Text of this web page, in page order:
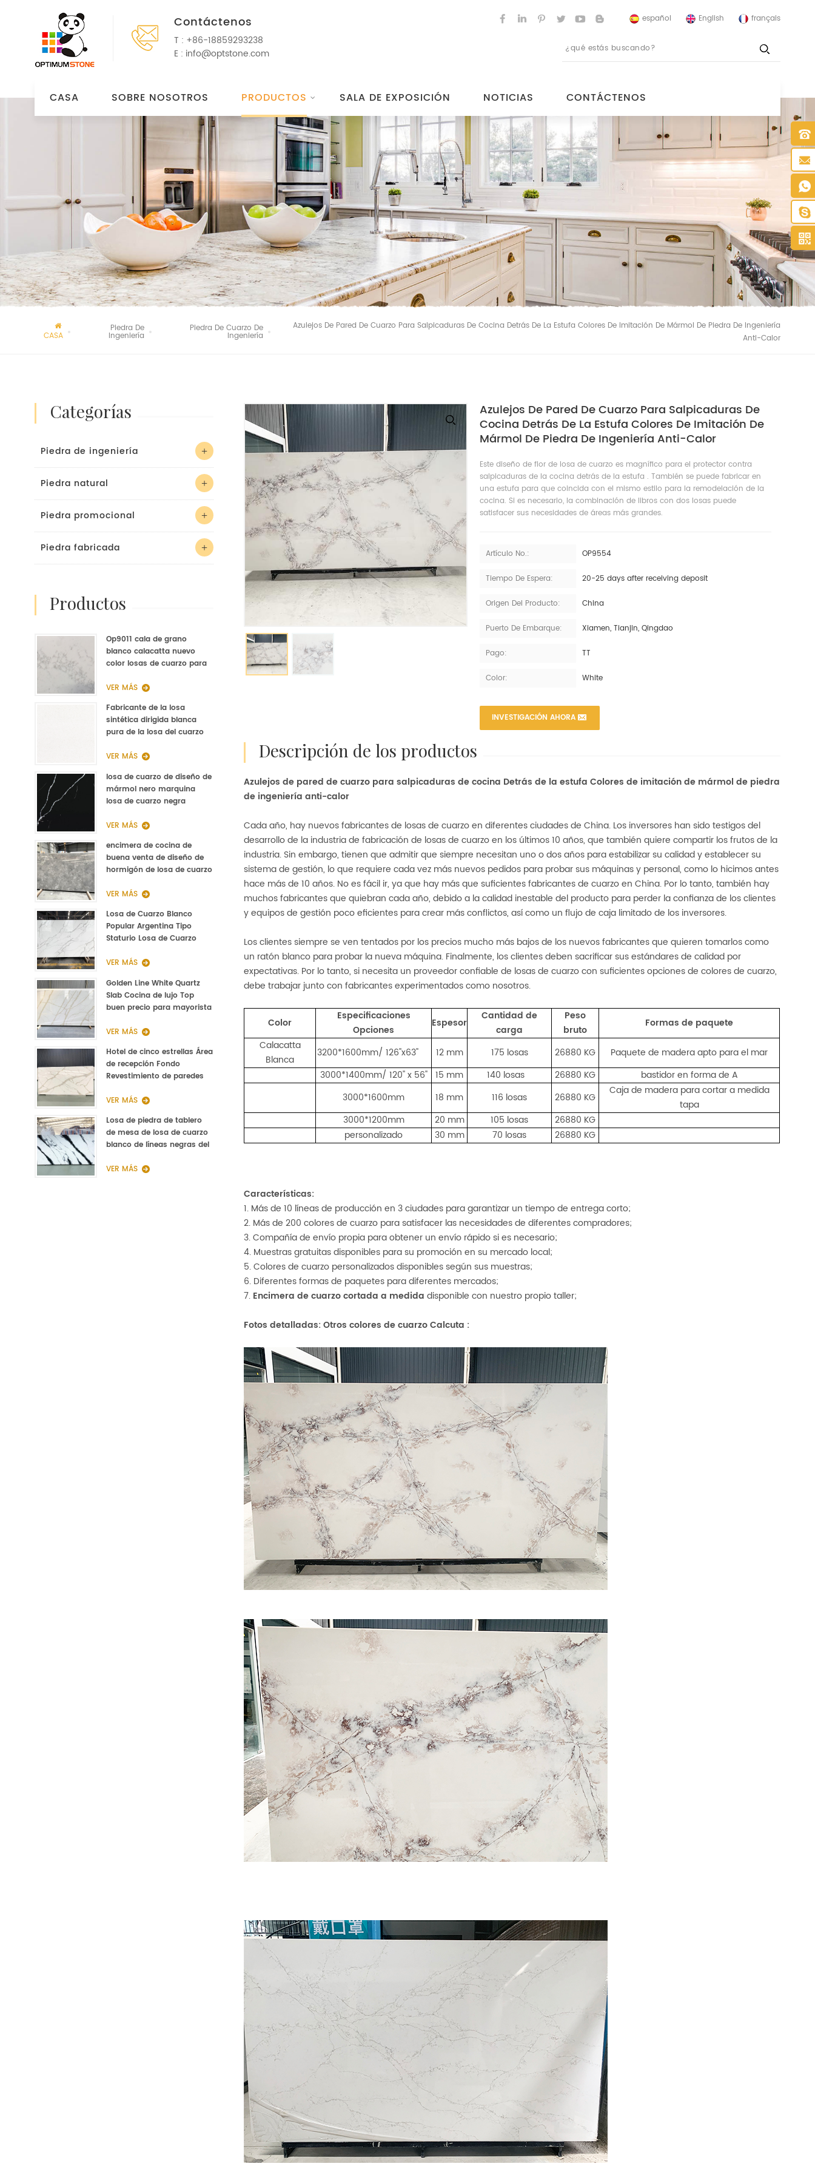
Contáctenos
T : +86-18859293238
E : info@optstone.com
español English français
CASA SOBRE NOSOTROS PRODUCTOS SALA DE EXPOSICIÓN NOTICIAS CONTÁCTENOS
CASA
Piedra De
Ingeniería
Piedra De Cuarzo De
Ingeniería
Azulejos De Pared De Cuarzo Para Salpicaduras De Cocina Detrás De La Estufa Colores De Imitación De Mármol De Piedra De Ingeniería
Anti-Calor
Azulejos De Pared De Cuarzo Para Salpicaduras De
Cocina Detrás De La Estufa Colores De Imitación De
Mármol De Piedra De Ingeniería Anti-Calor
Este diseño de flor de losa de cuarzo es magnífico para el protector contra
salpicaduras de la cocina detrás de la estufa . También se puede fabricar en
una estufa para que coincida con el mismo estilo para la remodelación de la
cocina. Si es necesario, la combinación de libros con dos losas puede
satisfacer sus necesidades de áreas más grandes.
Artículo No.: OP9554
Tiempo De Espera: 20-25 days after receiving deposit
Origen Del Producto: China
Puerto De Embarque: Xiamen, Tianjin, Qingdao
Pago: TT
Color: White
INVESTIGACIÓN AHORA
descripción de los productos
Azulejos de pared de cuarzo para salpicaduras de cocina Detrás de la estufa Colores de imitación de mármol de piedra
de ingeniería anti-calor
Cada año, hay nuevos fabricantes de losas de cuarzo en diferentes ciudades de China. Los inversores han sido testigos del
desarrollo de la industria de fabricación de losas de cuarzo en los últimos 10 años, que también quiere compartir los frutos de la
industria. Sin embargo, tienen que admitir que siempre necesitan uno o dos años para estabilizar su calidad y establecer su
sistema de gestión, lo que requiere cada vez más nuevos pedidos para probar sus máquinas y personal, como lo hicimos antes
hace más de 10 años. No es fácil ir, ya que hay más que suficientes fabricantes de cuarzo en China. Por lo tanto, también hay
muchos fabricantes que quiebran cada año, debido a la calidad inestable del producto para perder la confianza de los clientes
y equipos de gestión poco eficientes para crear más conflictos, así como un flujo de caja limitado de los inversores.
Los clientes siempre se ven tentados por los precios mucho más bajos de los nuevos fabricantes que quieren tomarlos como
un ratón blanco para probar la nueva máquina. Finalmente, los clientes deben sacrificar sus estándares de calidad por
expectativas. Por lo tanto, si necesita un proveedor confiable de losas de cuarzo con suficientes opciones de colores de cuarzo,
debe trabajar junto con fabricantes experimentados como nosotros.
Color
Especificaciones
Opciones
Espesor
Cantidad de
carga
Peso
bruto
Formas de paquete
Calacatta
Blanca
3200*1600mm/ 126''x63'' 12 mm 175 losas 26880 KG
Paquete de madera apto para el mar
3000*1400mm/ 120'' x 56'' 15 mm 140 losas 26880 KG
bastidor en forma de A
3000*1600mm
18 mm 116 losas 26880 KG
Caja de madera para cortar a medida
tapa
3000*1200mm
20 mm 105 losas
26880 KG
personalizado
30 mm 70 losas 26880 KG
Características:
1. Más de 10 líneas de producción en 3 ciudades para garantizar un tiempo de entrega corto;
2. Más de 200 colores de cuarzo para satisfacer las necesidades de diferentes compradores;
3. Compañía de envío propia para obtener un envío rápido si es necesario;
4. Muestras gratuitas disponibles para su promoción en su mercado local;
5. Colores de cuarzo personalizados disponibles según sus muestras;
6. Diferentes formas de paquetes para diferentes mercados;
7. Encimera de cuarzo cortada a medida disponible con nuestro propio taller;
Fotos detalladas:Otros colores de cuarzo Calcuta :
categorías
Piedra de ingeniería
Piedra natural
Piedra promocional
Piedra fabricada
productos
Op9011 cala de grano
blanco calacatta nuevo
color losas de cuarzo para
cuarzo
VER MÁS
Fabricante de la losa
sintética dirigida blanca
pura de la losa del cuarzo
blanca del grano
VER MÁS
losa de cuarzo de diseño de
mármol nero marquina
losa de cuarzo negra
VER MÁS
encimera de cocina de
buena venta de diseño de
hormigón de losa de cuarzo
VER MÁS
Losa de Cuarzo Blanco
Popular Argentina Tipo
Staturio Losa de Cuarzo
20mm
VER MÁS
Golden Line White Quartz
Slab Cocina de lujo Top
buen precio para mayorista
VER MÁS
Hotel de cinco estrellas Área
de recepción Fondo
Revestimiento de paredes
Cuarzo
VER MÁS
Losa de piedra de tablero
de mesa de losa de cuarzo
blanco de líneas negras del
VER MÁS